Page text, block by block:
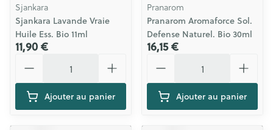
Sjankara
Sjankara Lavande Vraie
Huile Ess. Bio 11ml
11,90 €
Ajouter au panier
Pranarom
Pranarom Aromaforce Sol.
Defense Naturel. Bio 30ml
16,15 €
Ajouter au panier